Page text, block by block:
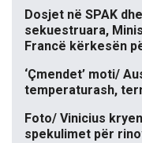
Dosjet në SPAK
sekuestruara,
Francë kërkesën
‘Çmendet’ moti/
temperaturash,
Foto/ Vinicius
spekulimet për